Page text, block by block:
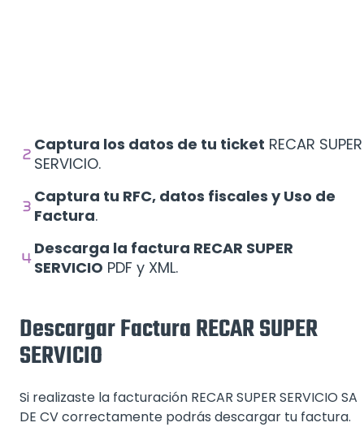
Captura los datos de tu ticket RECAR SUPER
SERVICIO.
Captura tu RFC, datos fiscales y Uso de
Factura.
Descarga la factura RECAR SUPER
SERVICIO PDF y XML.
Descargar Factura RECAR SUPER
SERVICIO
Si realizaste la facturación RECAR SUPER SERVICIO SA
DE CV correctamente podrás descargar tu factura.